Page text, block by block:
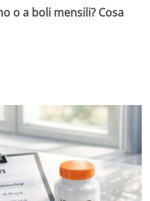
o a boli mensili? Cosa